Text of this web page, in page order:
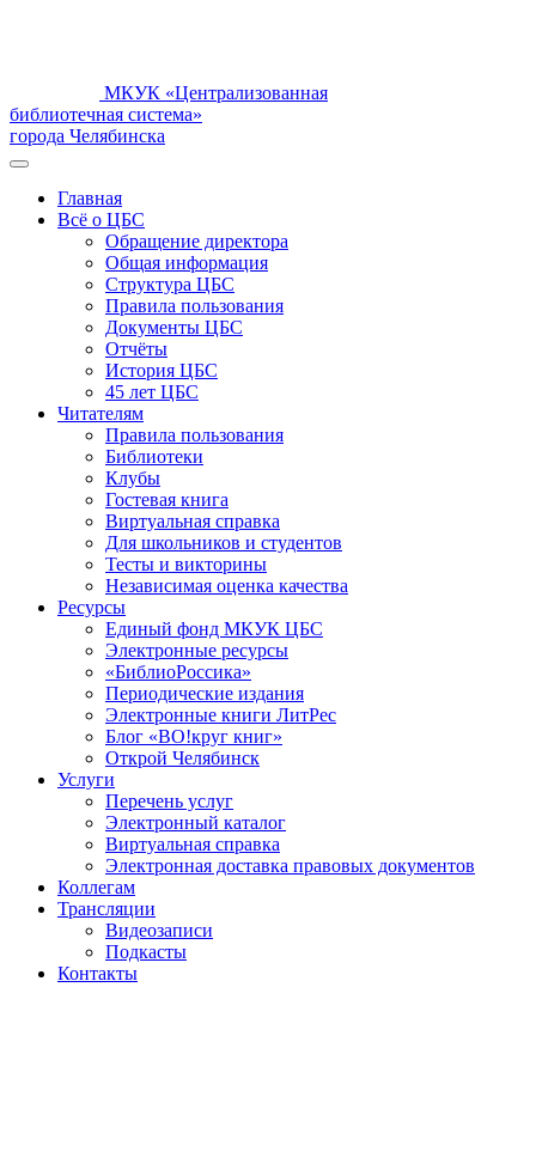
МКУК «Централизованная
библиотечная система»
города Челябинска
Главная
Всё о ЦБС
Обращение директора
Общая информация
Структура ЦБС
Правила пользования
Документы ЦБС
Отчёты
История ЦБС
45 лет ЦБС
Читателям
Правила пользования
Библиотеки
Клубы
Гостевая книга
Виртуальная справка
Для школьников и студентов
Тесты и викторины
Независимая оценка качества
Ресурсы
Единый фонд МКУК ЦБС
Электронные ресурсы
«БиблиоРоссика»
Периодические издания
Электронные книги ЛитРес
Блог «ВО!круг книг»
Открой Челябинск
Услуги
Перечень услуг
Электронный каталог
Виртуальная справка
Электронная доставка правовых документов
Коллегам
Трансляции
Видеозаписи
Подкасты
Контакты